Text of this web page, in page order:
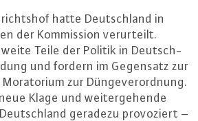
hatte Deutsch­land in
der Kom­mis­si­on ver­ur­teilt.
Teile der Politik in Deutsch­
und fordern im Gegensatz zur
Mo­ra­to­ri­um zur Dün­ge­ver­ord­nung.
Klage und wei­ter­ge­hen­de
geradezu pro­vo­ziert –